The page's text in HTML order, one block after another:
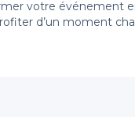
votre événement
d’un moment
Notre plateforme
des détails complets